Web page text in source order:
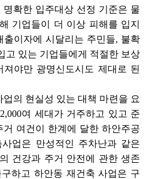
확한 입주대상 선정 기준은 물
기업들이 더 이상 피해를 입지
이자에 시달리는 주민들, 불확
고 있는 기업들에게 적절한 보상
야만 광명신도시도 제대로 된
의 현실성 있는 대책 마련을 요
여 세대가 거주하고 있고 준
여건이 한계에 달한 하안주공
업은 만성적인 주차난과 같은
건강과 주거 안전에 관한 생존
하고 하안동 재건축 사업은 구